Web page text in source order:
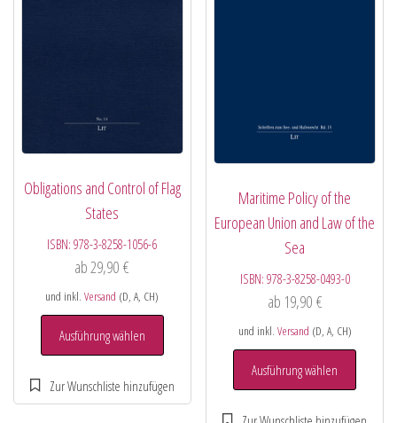
Obligations and Control of Flag
States
ISBN:978-3-8258-1056-6
ab29,90€
und inkl.Versand (D, A, CH)
Ausführung wählen
Maritime Policy of the
European Union and Law of the
Sea
ISBN: 978-3-8258-0493-0
ab 19,90 €
und inkl. Versand (D, A, CH)
Ausführung wählen